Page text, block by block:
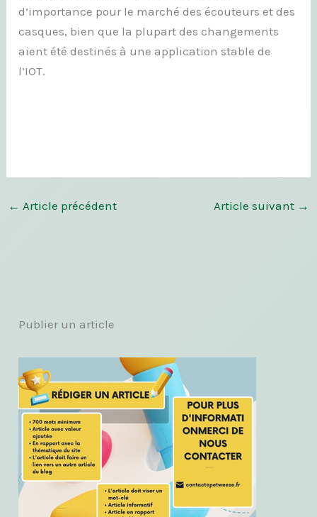
d’importance pour le marché des écouteurs et des
casques, bien que la plupart des changements
aient été destinés à une application stable de
l’IOT.
← Article précédent Article suivant →
Publier un article